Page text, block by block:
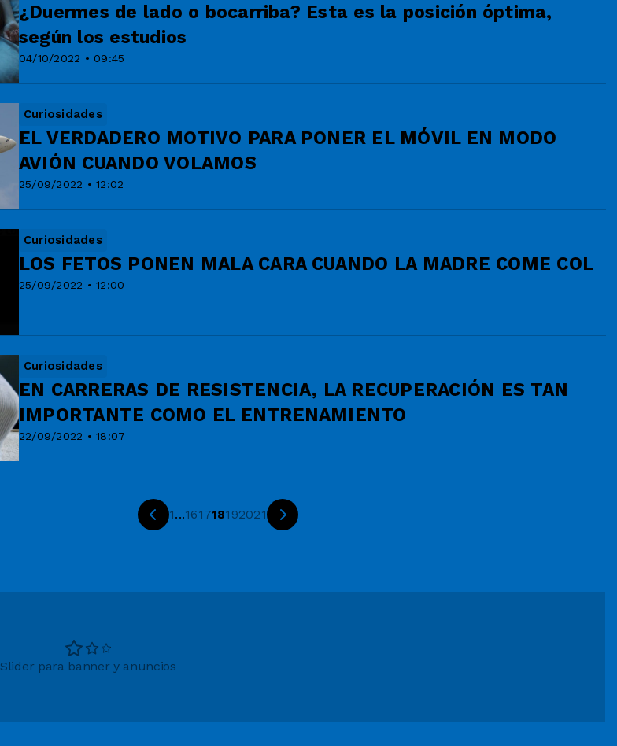
04/10/2022 • 09:45
¿Duermes de lado o bocarriba? Esta es la posición óptima,
según los estudios
Curiosidades
25/09/2022 • 12:02
EL VERDADERO MOTIVO PARA PONER EL MÓVIL EN MODO
AVIÓN CUANDO VOLAMOS
Curiosidades
25/09/2022 • 12:00
LOS FETOS PONEN MALA CARA CUANDO LA MADRE COME COL
Curiosidades
22/09/2022 • 18:07
EN CARRERAS DE RESISTENCIA, LA RECUPERACIÓN ES TAN
IMPORTANTE COMO EL ENTRENAMIENTO
1...161718192021
Slider para banner y anuncios